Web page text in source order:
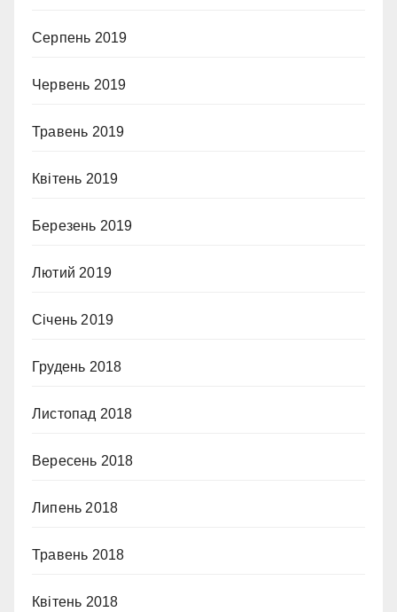
Серпень 2019
Червень 2019
Травень 2019
Квітень 2019
Березень 2019
Лютий 2019
Січень 2019
Грудень 2018
Листопад 2018
Вересень 2018
Липень 2018
Травень 2018
Квітень 2018